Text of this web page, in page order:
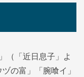
（「近日息子」よ
の富」「腕喰イ」